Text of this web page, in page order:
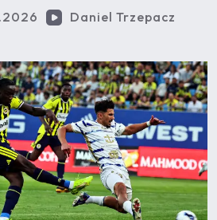
Daniel Trzepacz